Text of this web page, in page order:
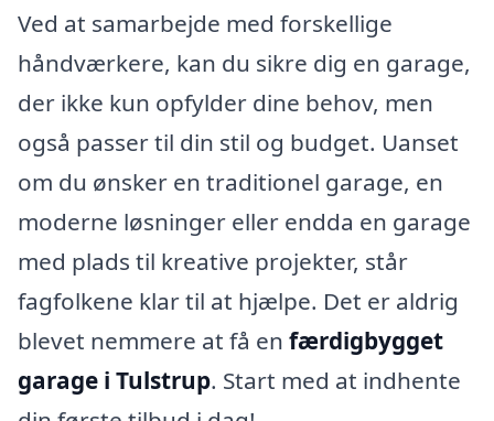
Ved at samarbejde med forskellige
håndværkere, kan du sikre dig en garage,
der ikke kun opfylder dine behov, men
også passer til din stil og budget. Uanset
om du ønsker en traditionel garage, en
moderne løsninger eller endda en garage
med plads til kreative projekter, står
fagfolkene klar til at hjælpe. Det er aldrig
blevet nemmere at få en færdigbygget
garage i Tulstrup. Start med at indhente